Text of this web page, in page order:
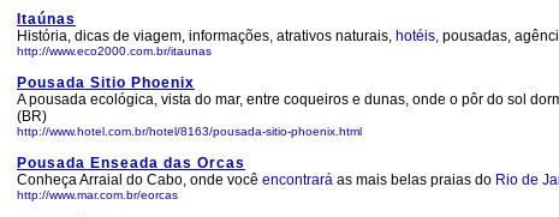
Itaúnas
História, dicas de viagem, informações, atrativos naturais, hotéis, pousadas,
http://www.eco2000.com.br/itaunas
Pousada Sitio Phoenix
A pousada ecológica, vista do mar, entre coqueiros e dunas, onde o pôr do sol
(BR)
http://www.hotel.com.br/hotel/8163/pousada-sitio-phoenix.html
Pousada Enseada das Orcas
Conheça Arraial do Cabo, onde você encontrará as mais belas praias do Rio de
http://www.mar.com.br/eorcas